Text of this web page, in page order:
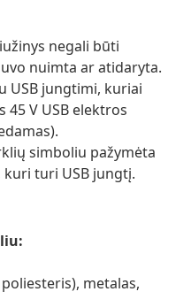
negali būti
nuimta ar atidaryta.
USB jungtimi, kuriai
V USB elektros
simboliu pažymėta
turi USB jungtį.
metalas,